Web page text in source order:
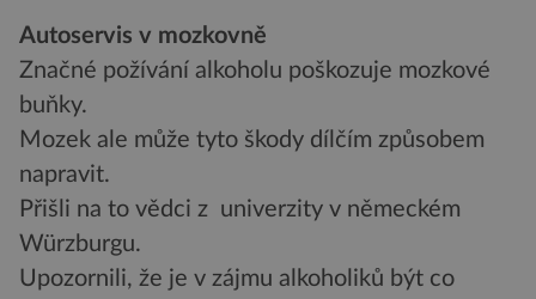
Autoservis v mozkovně
Značné požívání alkoholu poškozuje mozkové
buňky.
Mozek ale může tyto škody dílčím způsobem
napravit.
Přišli na to vědci z univerzity v německém
Würzburgu.
Upozornili, že je v zájmu alkoholiků být co